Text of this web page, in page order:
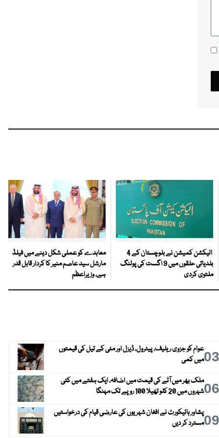
الیکشن کمیشن نے بلوچستان کے 4
بلدیاتی حلقوں میں 9 اگست کی پولنگ
ملتوی کردی
معاہدے کو عملی شکل دینے میں فیلڈ
مارشل سید عاصم منیر کا کردار قابل قدر
ہے، وزیراعظم
03عوام کو جزوی ریلیف، پیٹرول، ڈیزل اور مٹی کے تیل کی قیمتوں
میں کمی
06ملک بھر میں آٹے کی قیمت میں اضافہ، ایک ہفتے میں کئی
شہروں میں 20 کلو تھیلا 100 روپے تک مہنگا
09پشاور ہائیکورٹ نے افغان شہریوں کی عارضی قیام کی درخواستیں
مسترد کر دیں